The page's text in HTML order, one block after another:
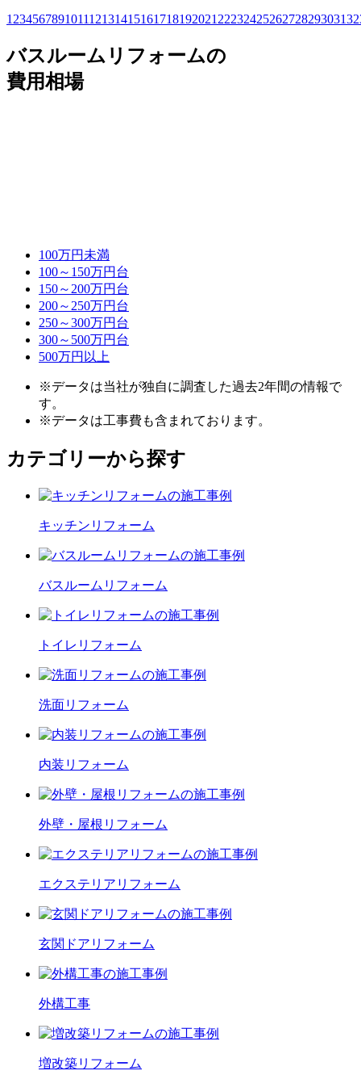
1 23456789101112131415161718192021 2223242526272829303132
バスルームリフォームの
費用相場
100万円未満
100～150万円台
150～200万円台
200～250万円台
250～300万円台
300～500万円台
500万円以上
※データは当社が独自に調査した過去2年間の情報で
す。
※データは工事費も含まれております。
カテゴリーから探す
キッチン リフォーム
バスルーム リフォーム
トイレ リフォーム
洗面リフォーム
内装 リフォーム
外壁・屋根 リフォーム
エクステリア リフォーム
玄関ドア リフォーム
外構工事
増改築リフォーム